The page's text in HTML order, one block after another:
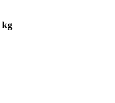
kg